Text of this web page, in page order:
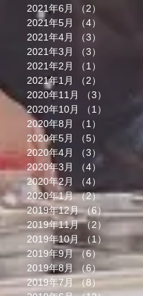
2021年6月
（2）
2021年5月
（4）
2021年4月
（3）
2021年3月
（3）
2021年2月
（1）
2021年1月
（2）
2020年11月
（3）
2020年10月
（1）
1件の記
2020年8月
（1）
2020年5月
（5）
2020年4月
（3）
2020年3月
（4）
2020年2月
（4）
2020年1月 （2）2件の記
2019年12月 （6）6件の記
2019年11月 （2）2件の記
2019年10月
（1）
1件の記
2019年9月 （6）6件の記
2019年8月
（6）6件の記
2019年7月
（8）8件の記事